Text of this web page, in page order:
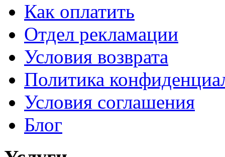
Как оплатить
Отдел рекламации
Условия возврата
Политика
Условия соглашения
Блог